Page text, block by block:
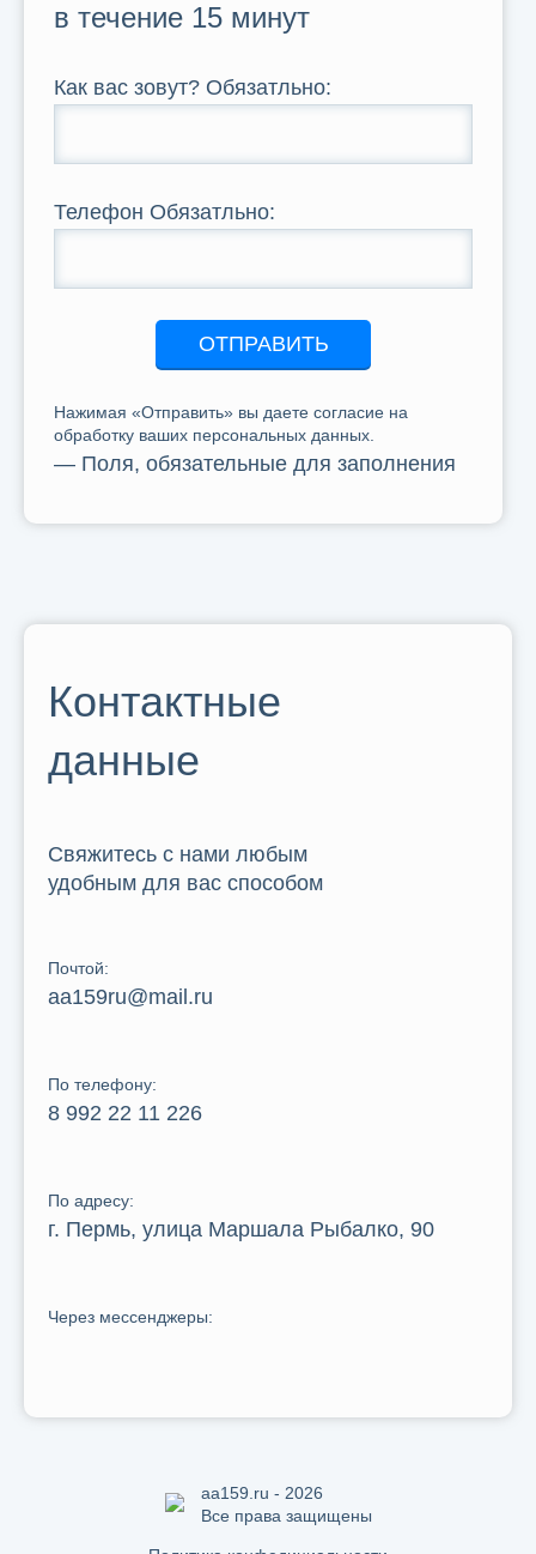
в течение 15 минут
Как вас зовут? Обязатльно:
Телефон Обязатльно:
ОТПРАВИТЬ
Нажимая «Отправить» вы даете согласие на
обработку ваших персональных данных.
— Поля, обязательные для заполнения
Контактные
данные
Свяжитесь с нами любым
удобным для вас способом
Почтой:
aa159ru@mail.ru
По телефону:
8 992 22 11 226
По адресу:
г. Пермь, улица Маршала Рыбалко, 90
Через мессенджеры:
aa159.ru - 2026
Все права защищены